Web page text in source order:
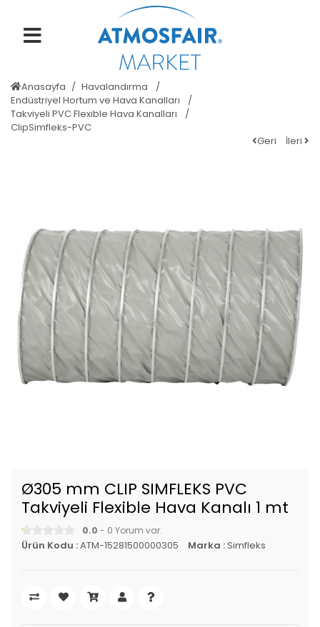
Anasayfa
Havalandırma
Endüstriyel Hortum ve Hava Kanalları
Takviyeli PVC Flexible Hava Kanalları
ClipSimfleks-PVC
Geri
İleri
Ø305 mm CLIP SIMFLEKS PVC
Takviyeli Flexible Hava Kanalı 1 mt
0.0 - 0 Yorum var.
Ürün Kodu :ATM-15281500000305 Marka :Simfleks